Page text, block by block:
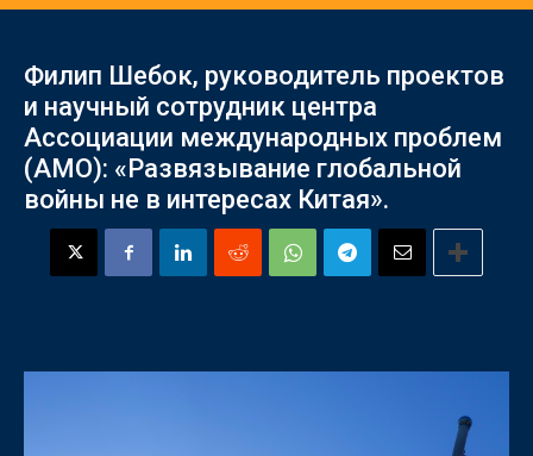
Филип Шебок, руководитель проектов
и научный сотрудник центра
Ассоциации международных проблем
(АМО): «Развязывание глобальной
войны не в интересах Китая».